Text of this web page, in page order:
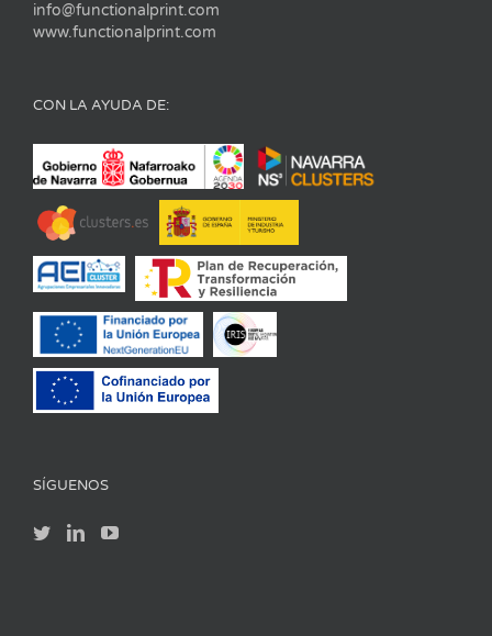
info@functionalprint.com
www.functionalprint.com
CON LA AYUDA DE:
SÍGUENOS